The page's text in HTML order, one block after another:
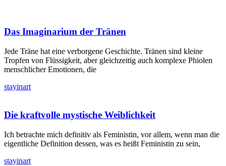
Das Imaginarium der Tränen
Jede Träne hat eine verborgene Geschichte. Tränen sind kleine
Tropfen von Flüssigkeit, aber gleichzeitig auch komplexe Phiolen
menschlicher Emotionen, die
stayinart
Die kraftvolle mystische Weiblichkeit
Ich betrachte mich definitiv als Feministin, vor allem, wenn man die
eigentliche Definition dessen, was es heißt Feministin zu sein,
stayinart